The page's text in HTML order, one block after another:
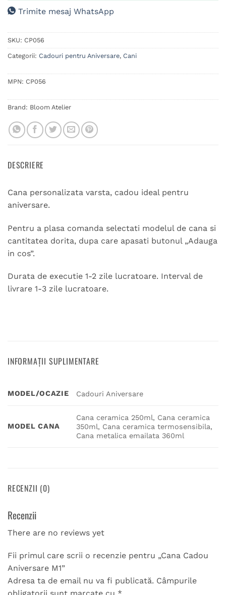
Trimite mesaj WhatsApp
SKU: CP056
Categorii: Cadouri pentru Aniversare, Cani
MPN: CP056
Brand: Bloom Atelier
DESCRIERE
Cana personalizata varsta, cadou ideal pentru
aniversare.
Pentru a plasa comanda selectati modelul de cana si
cantitatea dorita, dupa care apasati butonul „Adauga
in cos”.
Durata de executie 1-2 zile lucratoare. Interval de
livrare 1-3 zile lucratoare.
INFORMAȚII SUPLIMENTARE
MODEL/OCAZIE Cadouri Aniversare
MODEL CANA
Cana ceramica 250ml, Cana ceramica
350ml, Cana ceramica termosensibila,
Cana metalica emailata 360ml
RECENZII (0)
Recenzii
There are no reviews yet
Fii primul care scrii o recenzie pentru „Cana Cadou
Aniversare M1”
Adresa ta de email nu va fi publicată. Câmpurile